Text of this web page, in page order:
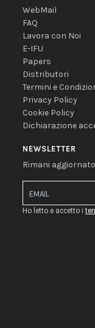
WebMail
FAQ
Lavora con Noi
E-IFU
Papers
Distributori
Termini e
Privacy Policy
Cookie Policy
Dichiarazione
NEWSLETTER
Rimani
Ho letto e accetto i